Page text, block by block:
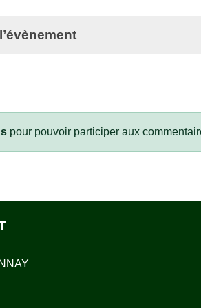
pour pouvoir participer aux